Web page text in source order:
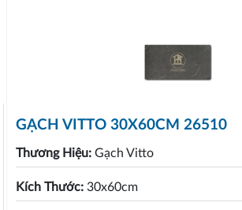
GẠCH VITTO 30X60CM 26510
Thương Hiệu: Gạch Vitto
Kích Thước: 30x60cm